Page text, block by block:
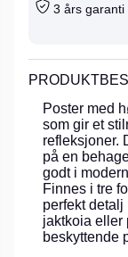
3 års garanti
Poster med
som gir et
refleksjoner.
på en
godt i
Finnes i tre
perfekt detalj
jaktkoia eller
beskyttende